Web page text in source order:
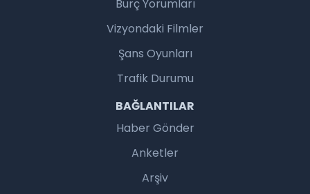
Burç Yorumları
Vizyondaki Filmler
Şans Oyunları
Trafik Durumu
BAĞLANTILAR
Haber Gönder
Anketler
Arşiv